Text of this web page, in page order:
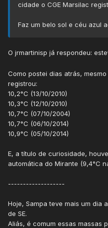
cidade o CGE Marsilac
Faz um belo sol e céu azul
O jrmartinisp já respondeu:
Como postei dias atrás,
registrou:
10,2°C (13/10/2010)
10,3°C (12/10/2010)
10,7°C (07/10/2004)
10,7°C (06/10/2014)
10,9°C (05/10/2014)
E, a título de curiosidade, houve
automática do Mirante (9,4°C
-------------------
Hoje, Sampa teve mais um dia
de SE.
Aliás, é comum essas massas